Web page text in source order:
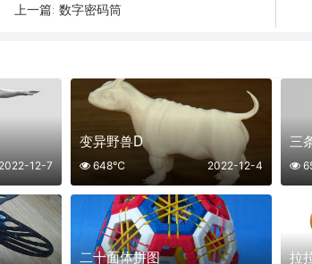
上一篇: 数字密码筒
2022-12-7
变异野兽D
2022-12-4
648℃
三
二十面体拼图 拉